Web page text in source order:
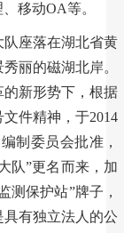
移动OA等。
座落在湖北省黄
丽的磁湖北岸。
新形势下，根据
件精神，于2014
制委员会批准，
队”更名而来，加
测保护站”牌子，
有独立法人的公